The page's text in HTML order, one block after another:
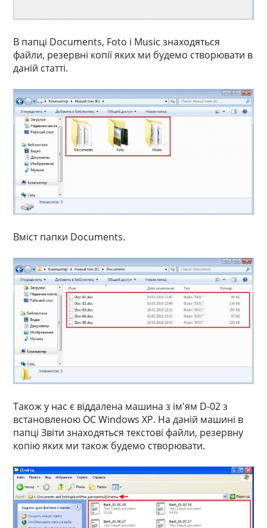
В папці Documents, Foto і Music знаходяться
файли, резервні копії яких ми будемо створювати в
даній статті.
Вміст папки Documents.
Також у нас є віддалена машина з ім'ям D-02 з
встановленою ОС Windows XP. На даній машині в
папці Звіти знаходяться текстові файли, резервну
копію яких ми також будемо створювати.